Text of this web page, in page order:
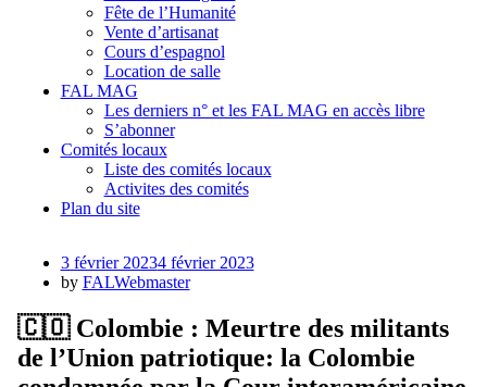
Fête de l’Humanité
Vente d’artisanat
Cours d’espagnol
Location de salle
FAL MAG
Les derniers n° et les FAL MAG en accès libre
S’abonner
Comités locaux
Liste des comités locaux
Activites des comités
Plan du site
Posted
on
3 février 20234 février 2023
by FALWebmaster
🇨🇴 Colombie : Meurtre des militants
de l’Union patriotique: la Colombie